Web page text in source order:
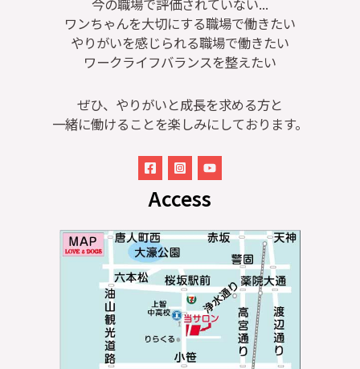
今の職場で評価されていない...
ワンちゃんを大切にする職場で働きたい
やりがいを感じられる職場で働きたい
ワークライフバランスを整えたい
ぜひ、やりがいと成長を求める方と
一緒に働けることを楽しみにしております。
Access